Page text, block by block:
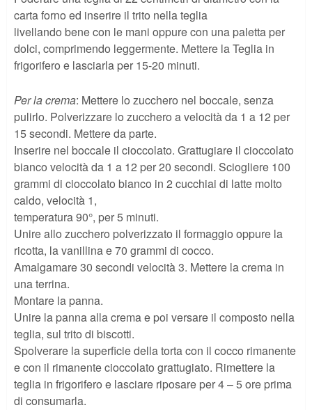
carta forno ed inserire il trito nella teglia
livellando bene con le mani oppure con una paletta per
dolci, comprimendo leggermente. Mettere la Teglia in
frigorifero e lasciarla per 15-20 minuti.
Per la crema: Mettere lo zucchero nel boccale, senza
pulirlo. Polverizzare lo zucchero a velocità da 1 a 12 per
15 secondi. Mettere da parte.
Inserire nel boccale il cioccolato. Grattugiare il cioccolato
bianco velocità da 1 a 12 per 20 secondi. Sciogliere 100
grammi di cioccolato bianco in 2 cucchiai di latte molto
caldo, velocità 1,
temperatura 90°, per 5 minuti.
Unire allo zucchero polverizzato il formaggio oppure la
ricotta, la vanillina e 70 grammi di cocco.
Amalgamare 30 secondi velocità 3. Mettere la crema in
una terrina.
Montare la panna.
Unire la panna alla crema e poi versare il composto nella
teglia, sul trito di biscotti.
Spolverare la superficie della torta con il cocco rimanente
e con il rimanente cioccolato grattugiato. Rimettere la
teglia in frigorifero e lasciare riposare per 4 – 5 ore prima
di consumarla.